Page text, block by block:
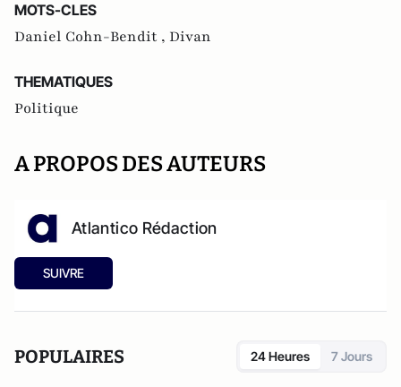
MOTS-CLES
Daniel Cohn-Bendit , Divan
THEMATIQUES
Politique
A PROPOS DES AUTEURS
Atlantico Rédaction
SUIVRE
POPULAIRES 24 Heures 7 Jours